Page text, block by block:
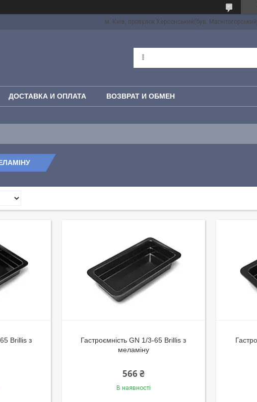
м. Київ, провулок Херсонський(був.
ДОСТАВКА И ОПЛАТА ВОЗВРАТ И ОБМЕН
Brillis з
Гастроємність GN 1/3-65 Brillis з
меламіну
566 ₴
В наявності